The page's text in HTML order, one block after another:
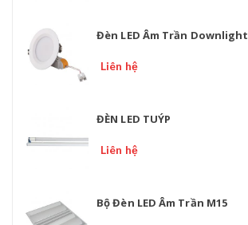
Đèn LED Âm Trần Downlight
Liên hệ
ĐÈN LED TUÝP
Liên hệ
Bộ Đèn LED Âm Trần M15